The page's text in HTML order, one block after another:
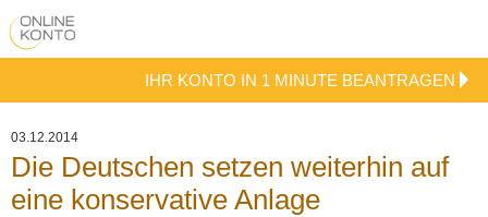
IHR KONTO IN 1 MINUTE BEANTRAGEN
03.12.2014
Die Deutschen setzen weiterhin auf
eine konservative Anlage